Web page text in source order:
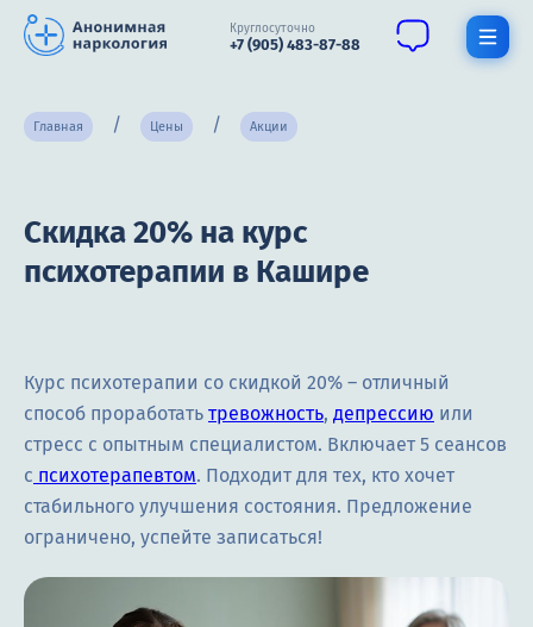
Круглосуточно
+7 (905) 483-87-88
Наркомания
Алкоголизм
Стационар
Психиатрия
Терапия
Цены
Главная Цены Акции
Скидка 20% на курс
психотерапии в Кашире
Курс психотерапии со скидкой 20% – отличный
способ проработать тревожность, депрессию или
стресс с опытным специалистом. Включает 5 сеансов
с психотерапевтом. Подходит для тех, кто хочет
стабильного улучшения состояния. Предложение
ограничено, успейте записаться!